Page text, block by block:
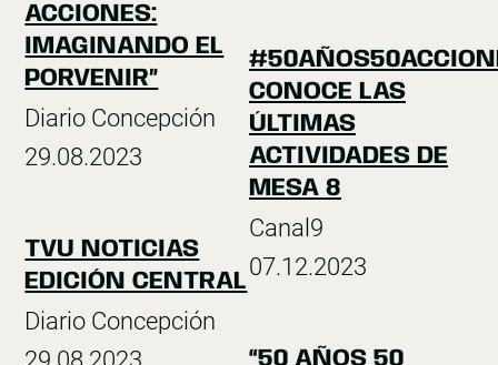
ACCIONES:
IMAGINANDO EL
PORVENIR”
Diario Concepción
29.08.2023
TVU NOTICIAS
EDICIÓN CENTRAL
Diario Concepción
CONOCE LAS
ÚLTIMAS
ACTIVIDADES DE
MESA 8
Canal9
07.12.2023
“50 AÑOS 50